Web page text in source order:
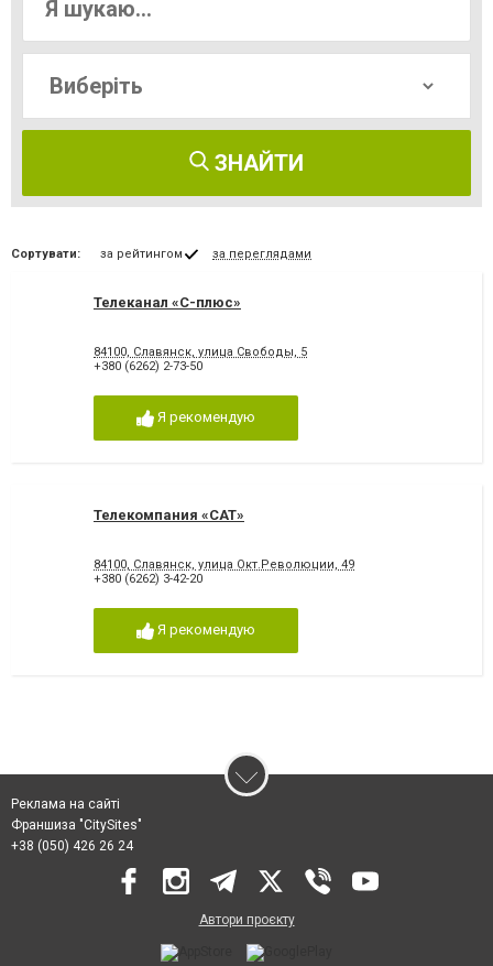
ЗНАЙТИ
Сортувати: за рейтингом за переглядами
Телеканал «С-плюс»
84100, Славянск, улица Свободы, 5
+380 (6262) 2-73-50
Я рекомендую
Телекомпания «САТ»
84100, Славянск, улица Окт.Революции, 49
+380 (6262) 3-42-20
Я рекомендую
Реклама на сайті
Франшиза "CitySites"
+38 (050) 426 26 24
Автори проєкту